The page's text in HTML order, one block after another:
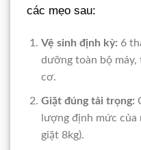
các mẹo sau:
Vệ sinh định kỳ: 6
dưỡng toàn bộ
cơ.
Giặt đúng tải trọng:
lượng định mức của
giặt 8kg).